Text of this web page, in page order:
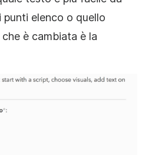
punti elenco o quello
è cambiata è la